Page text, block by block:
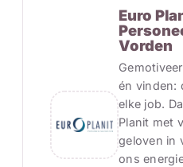
Euro
Vorden
én vinden:
elke job.
Planit met
geloven in
ons